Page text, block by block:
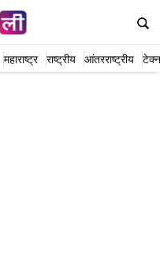
महाराष्ट्र राष्ट्रीय आंतरराष्ट्रीय